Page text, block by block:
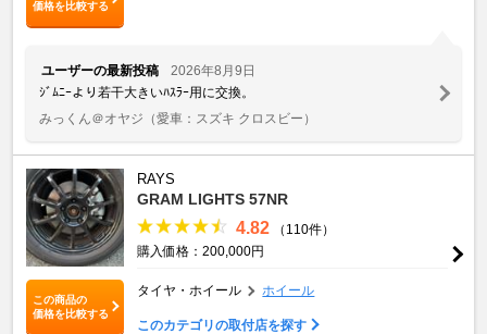
価格を比較する
ユーザーの最新投稿
2026年8月9日
ｼﾞﾑﾆｰより若干大きいﾊｽﾗｰ用に交換。
みっくん＠オヤジ （愛車：スズキ クロスビー）
この商品の
価格を比較する
RAYS
GRAM LIGHTS 57NR
4.82
（110件）
購入価格：200,000円
タイヤ・ホイール ホイール
このカテゴリの取付店を探す